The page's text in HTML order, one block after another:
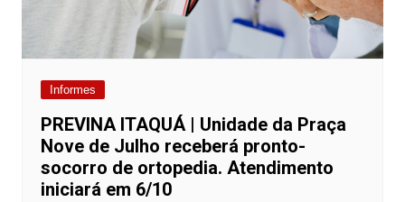
Informes
PREVINA ITAQUÁ | Unidade da Praça
Nove de Julho receberá pronto-
socorro de ortopedia. Atendimento
iniciará em 6/10